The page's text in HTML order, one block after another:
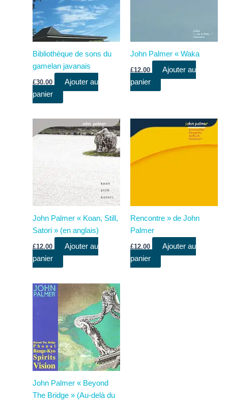
Bibliothèque de sons du
gamelan javanais
£30.00
Ajouter au
panier
John Palmer « Waka
£12.00
Ajouter au
panier
John Palmer « Koan, Still,
Satori » (en anglais)
£12.00
Ajouter au
panier
Rencontre » de John
Palmer
£12.00
Ajouter au
panier
John Palmer « Beyond
The Bridge » (Au-delà du